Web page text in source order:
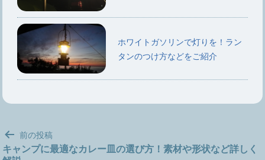
ホワイトガソリンで灯りを！ラン
タンのつけ方などをご紹介
投
稿
前の投稿
キャンプに最適なカレー皿の選び方！素材や形状など詳しく